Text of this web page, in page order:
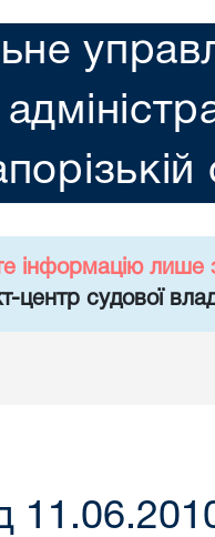
інформацію лише
центр судової